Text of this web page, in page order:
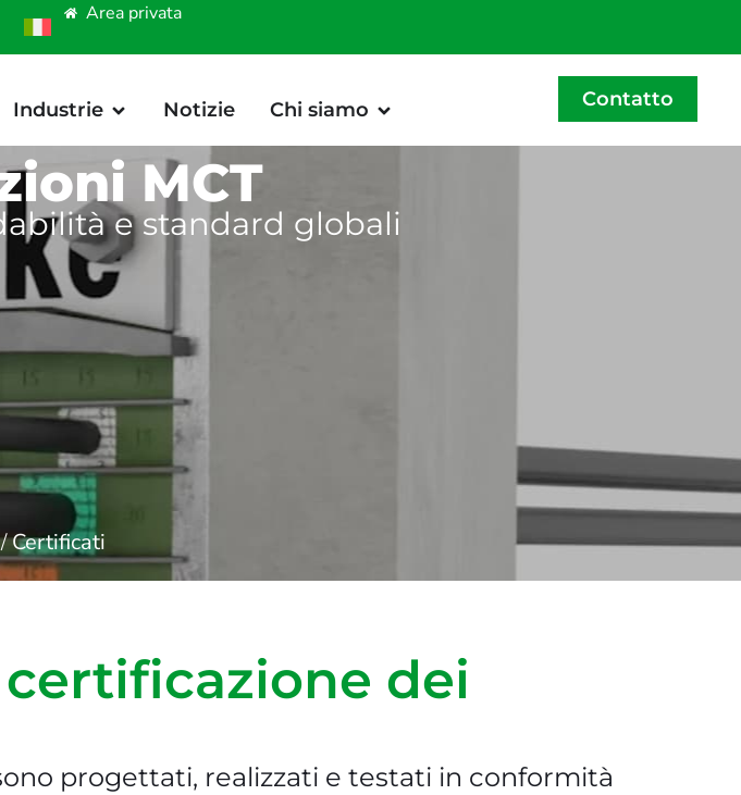
Area privata
Industrie Notizie Chi siamo Contatto
MCT
e standard globali
Certificati
dei
progettati, realizzati e testati in conformità